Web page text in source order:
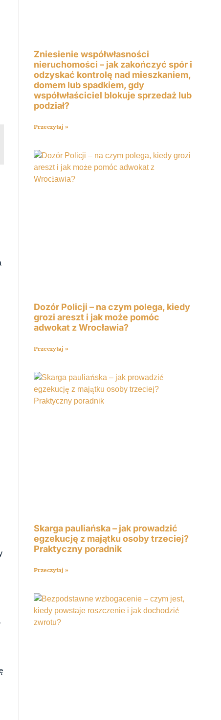
Zniesienie współwłasności
nieruchomości – jak zakończyć spór i
odzyskać kontrolę nad mieszkaniem,
domem lub spadkiem, gdy
współwłaściciel blokuje sprzedaż lub
podział?
Przeczytaj »
Dozór Policji – na czym polega, kiedy
grozi areszt i jak może pomóc
adwokat z Wrocławia?
Przeczytaj »
Skarga pauliańska – jak prowadzić
egzekucję z majątku osoby trzeciej?
Praktyczny poradnik
Przeczytaj »